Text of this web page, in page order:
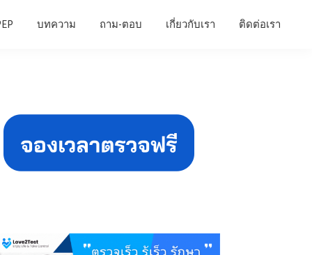
บทความ ถาม-ตอบ เกี่ยวกับเรา ติดต่อเรา
Sidebar